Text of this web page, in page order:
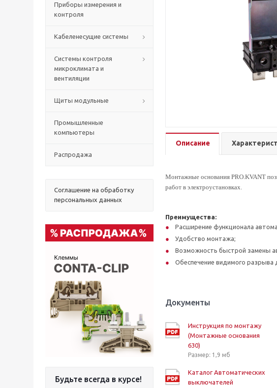
Приборы измерения и
контроля
Кабеленесущие системы
Системы контроля
микроклимата и
вентиляции
Щиты модульные
Промышленные
компьютеры
Распродажа
Соглашение на обработку
персональных данных
Будьте всегда в курсе!
Описание
Монтажные основания PRO.KVANT
работ в электроустановках.
Преимущества:
Расширение функционала
Удобство монтажа;
Возможность быстрой замены
Обеспечение видимого разрыва
Документы
Инструкция по монтажу
(Монтажные основания
630)
Размер: 1,9 мб
Каталог Автоматических
выключателей